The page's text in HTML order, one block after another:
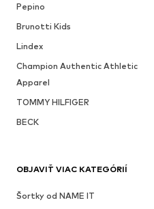
Pepino
Brunotti Kids
Lindex
Champion Authentic Athletic
Apparel
TOMMY HILFIGER
BECK
OBJAVIŤ VIAC KATEGÓRIÍ
Šortky od NAME IT